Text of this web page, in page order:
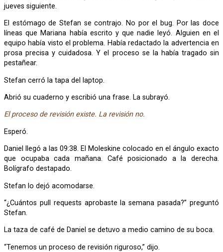
jueves siguiente.
El estómago de Stefan se contrajo. No por el bug. Por las doce
líneas que Mariana había escrito y que nadie leyó. Alguien en el
equipo había visto el problema. Había redactado la advertencia en
prosa precisa y cuidadosa. Y el proceso se la había tragado sin
pestañear.
Stefan cerró la tapa del laptop.
Abrió su cuaderno y escribió una frase. La subrayó.
El proceso de revisión existe. La revisión no.
Esperó.
Daniel llegó a las 09:38. El Moleskine colocado en el ángulo exacto
que ocupaba cada mañana. Café posicionado a la derecha.
Bolígrafo destapado.
Stefan lo dejó acomodarse.
“¿Cuántos pull requests aprobaste la semana pasada?” preguntó
Stefan.
La taza de café de Daniel se detuvo a medio camino de su boca.
“Tenemos un proceso de revisión riguroso,” dijo.